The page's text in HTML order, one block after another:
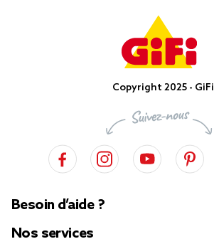
Copyright 2025 - GiFi
Besoin d’aide ?
Nos services